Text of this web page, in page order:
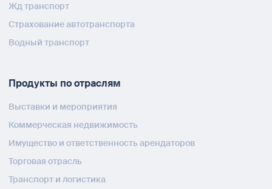
Жд транспорт
Страхование автотранспорта
Водный транспорт
Продукты по отраслям
Выставки и мероприятия
Коммерческая недвижимость
Имущество и ответственность арендаторов
Торговая отрасль
Транспорт и логистика